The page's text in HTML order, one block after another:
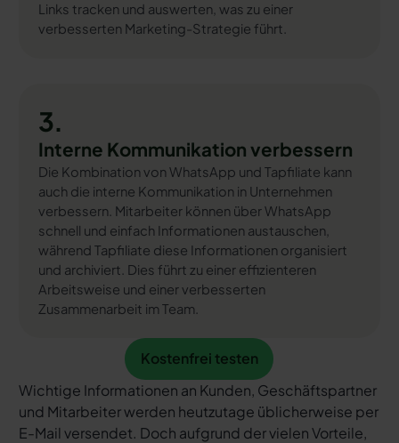
Links tracken und auswerten, was zu einer
verbesserten Marketing-Strategie führt.
3.
Interne Kommunikation verbessern
Die Kombination von WhatsApp und Tapfiliate kann
auch die interne Kommunikation in Unternehmen
verbessern. Mitarbeiter können über WhatsApp
schnell und einfach Informationen austauschen,
während Tapfiliate diese Informationen organisiert
und archiviert. Dies führt zu einer effizienteren
Arbeitsweise und einer verbesserten
Zusammenarbeit im Team.
Kostenfrei testen
Kostenfrei testen
Wichtige Informationen an Kunden, Geschäftspartner
und Mitarbeiter werden heutzutage üblicherweise per
E-Mail versendet. Doch aufgrund der vielen Vorteile,